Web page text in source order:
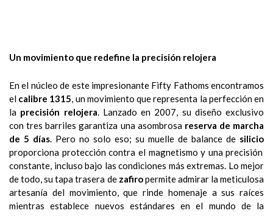
Un movimiento que redefine la precisión relojera
En el núcleo de este impresionante Fifty Fathoms encontramos
el calibre 1315, un movimiento que representa la perfección en
la precisión relojera. Lanzado en 2007, su diseño exclusivo
con tres barriles garantiza una asombrosa reserva de marcha
de 5 días. Pero no solo eso; su muelle de balance de silicio
proporciona protección contra el magnetismo y una precisión
constante, incluso bajo las condiciones más extremas. Lo mejor
de todo, su tapa trasera de zafiropermite admirar la meticulosa
artesanía del movimiento, que rinde homenaje a sus raíces
mientras establece nuevos estándares en el mundo de la